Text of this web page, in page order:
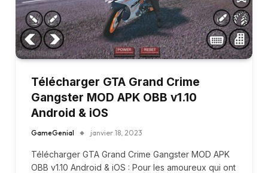
Télécharger GTA Grand Crime
Gangster MOD APK OBB v1.10
Android & iOS
GameGenial janvier 18, 2023
Télécharger GTA Grand Crime Gangster MOD APK
OBB v1.10 Android & iOS : Pour les amoureux qui ont